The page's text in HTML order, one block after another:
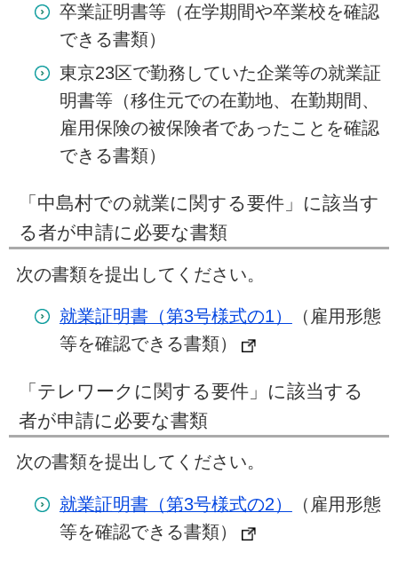
卒業証明書等（在学期間や卒業校を確認
できる書類）
東京23区で勤務していた企業等の就業証
明書等（移住元での在勤地、在勤期間、
雇用保険の被保険者であったことを確認
できる書類）
「中島村での就業に関する要件」に該当す
る者が申請に必要な書類
次の書類を提出してください。
就業証明書（第3号様式の1）
（雇用形態
等を確認できる書類）
「テレワークに関する要件」に該当する
者が申請に必要な書類
次の書類を提出してください。
就業証明書（第3号様式の2）
（雇用形態
等を確認できる書類）